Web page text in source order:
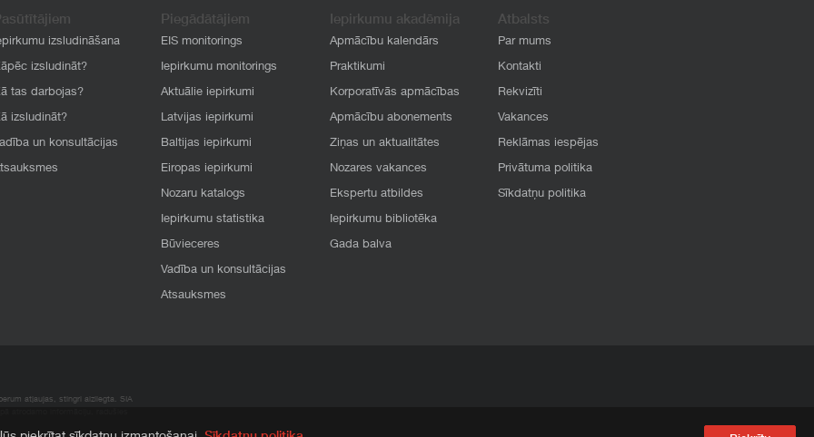
izsludināšana
izsludināt?
tas darbojas?
izsludināt?
un konsultācijas
Piegādātājiem
EIS monitorings
Iepirkumu monitorings
Aktuālie iepirkumi
Latvijas iepirkumi
Baltijas iepirkumi
Eiropas iepirkumi
Nozaru katalogs
Iepirkumu statistika
Būvieceres
Vadība un konsultācijas
Atsauksmes
Iepirkumu akadēmija
Apmācību kalendārs
Praktikumi
Korporatīvās apmācības
Apmācību abonements
Ziņas un aktualitātes
Nozares vakances
Ekspertu atbildes
Iepirkumu bibliotēka
Gada balva
Atbalsts
Par mums
Kontakti
Rekvizīti
Vakances
Reklāmas iespējas
Privātuma politika
Sīkdatņu politika
atļaujas, stingri aizliegta. SIA